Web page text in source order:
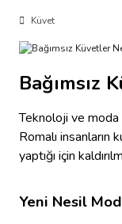
Küvet
Bağımsız
Teknoloji ve moda
Romalı insanların
yaptığı için
Yeni Nesil